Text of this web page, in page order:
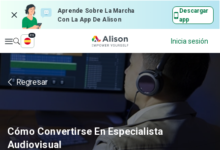
Aprende Sobre La Marcha
Con La App De Alison
Descargar
app
Explorar
es
Inicia sesión
Regresar
Cómo Convertirse En Especialista
Audiovisual